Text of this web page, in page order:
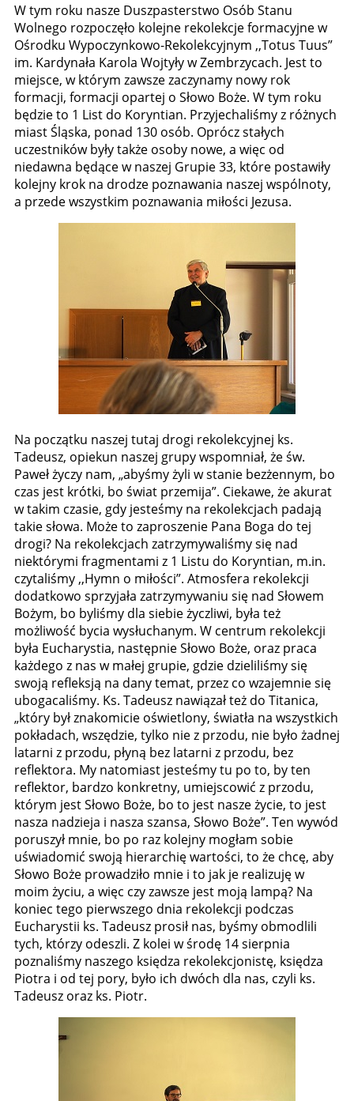
W tym roku nasze Duszpasterstwo Osób Stanu
Wolnego rozpoczęło kolejne rekolekcje formacyjne w
Ośrodku Wypoczynkowo-Rekolekcyjnym ,,Totus Tuus”
im. Kardynała Karola Wojtyły w Zembrzycach. Jest to
miejsce, w którym zawsze zaczynamy nowy rok
formacji, formacji opartej o Słowo Boże. W tym roku
będzie to 1 List do Koryntian. Przyjechaliśmy z różnych
miast Śląska, ponad 130 osób. Oprócz stałych
uczestników były także osoby nowe, a więc od
niedawna będące w naszej Grupie 33, które postawiły
kolejny krok na drodze poznawania naszej wspólnoty,
a przede wszystkim poznawania miłości Jezusa.
Na początku naszej tutaj drogi rekolekcyjnej ks.
Tadeusz, opiekun naszej grupy wspomniał, że św.
Paweł życzy nam, „abyśmy żyli w stanie bezżennym, bo
czas jest krótki, bo świat przemija”. Ciekawe, że akurat
w takim czasie, gdy jesteśmy na rekolekcjach padają
takie słowa. Może to zaproszenie Pana Boga do tej
drogi? Na rekolekcjach zatrzymywaliśmy się nad
niektórymi fragmentami z 1 Listu do Koryntian, m.in.
czytaliśmy ,,Hymn o miłości”. Atmosfera rekolekcji
dodatkowo sprzyjała zatrzymywaniu się nad Słowem
Bożym, bo byliśmy dla siebie życzliwi, była też
możliwość bycia wysłuchanym. W centrum rekolekcji
była Eucharystia, następnie Słowo Boże, oraz praca
każdego z nas w małej grupie, gdzie dzieliliśmy się
swoją refleksją na dany temat, przez co wzajemnie się
ubogacaliśmy. Ks. Tadeusz nawiązał też do Titanica,
„który był znakomicie oświetlony, światła na wszystkich
pokładach, wszędzie, tylko nie z przodu, nie było żadnej
latarni z przodu, płyną bez latarni z przodu, bez
reflektora. My natomiast jesteśmy tu po to, by ten
reflektor, bardzo konkretny, umiejscowić z przodu,
którym jest Słowo Boże, bo to jest nasze życie, to jest
nasza nadzieja i nasza szansa, Słowo Boże”. Ten wywód
poruszył mnie, bo po raz kolejny mogłam sobie
uświadomić swoją hierarchię wartości, to że chcę, aby
Słowo Boże prowadziło mnie i to jak je realizuję w
moim życiu, a więc czy zawsze jest moją lampą? Na
koniec tego pierwszego dnia rekolekcji podczas
Eucharystii ks. Tadeusz prosił nas, byśmy obmodlili
tych, którzy odeszli. Z kolei w środę 14 sierpnia
poznaliśmy naszego księdza rekolekcjonistę, księdza
Piotra i od tej pory, było ich dwóch dla nas, czyli ks.
Tadeusz oraz ks. Piotr.